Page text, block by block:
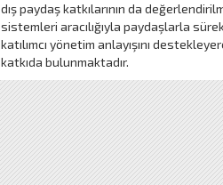
dış paydaş katkılarının da
sistemleri aracılığıyla paydaşlarla
katılımcı yönetim anlayışını
katkıda bulunmaktadır.